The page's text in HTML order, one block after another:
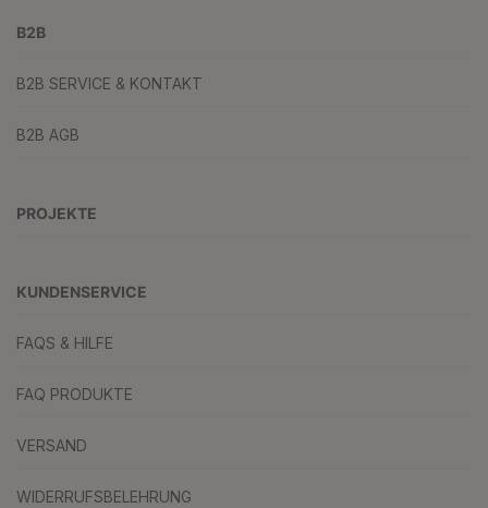
B2B
B2B SERVICE & KONTAKT
B2B AGB
PROJEKTE
KUNDENSERVICE
FAQS & HILFE
FAQ PRODUKTE
VERSAND
WIDERRUFSBELEHRUNG